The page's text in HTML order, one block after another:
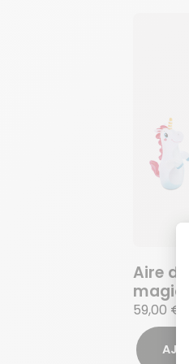
Aire
59,00 €